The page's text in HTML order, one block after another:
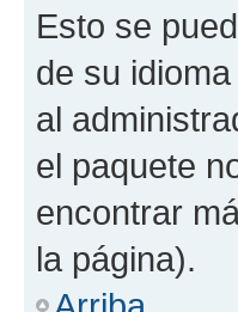
Esto se
de su
al
el paquete
encontrar
la página).